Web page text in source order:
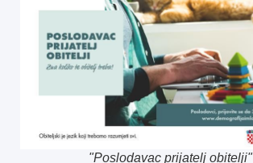
"Poslodavac prijatelj obitelji"